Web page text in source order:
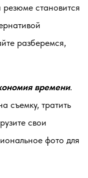
становится
разберемся,
времени.
съемку, тратить
свои
фото для